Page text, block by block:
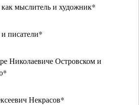
мыслитель и художник*
писатели*
Николаевиче Островском и
Некрасов*